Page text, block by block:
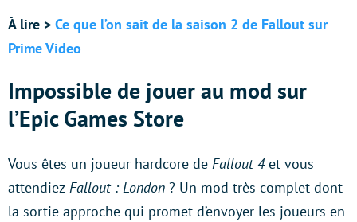
À lire > Ce que l’on sait de la saison 2 de Fallout sur
Prime Video
Impossible de jouer au mod sur
l’Epic Games Store
Vous êtes un joueur hardcore de Fallout 4et vous
attendiez Fallout : London ? Un mod très complet dont
la sortie approche qui promet d’envoyer les joueurs en